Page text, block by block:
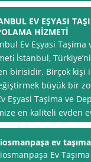
EV EŞYASI
HİZMETİ
Ev Eşyasi Taşima
İstanbul,
birisidir. Birçok kişi
büyük bir
Eşyasi Taşima ve
en kaliteli evden
ev
Ev